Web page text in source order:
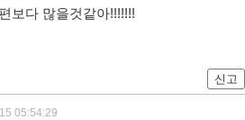
보다 많을것같아!!!!!!!
신고
05:54:29